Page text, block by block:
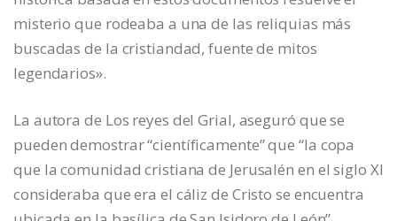
misterio que rodeaba a una de las reliquias más
buscadas de la cristiandad, fuente de mitos
legendarios».
La autora de Los reyes del Grial, aseguró que se
pueden demostrar “científicamente” que “la copa
que la comunidad cristiana de Jerusalén en el siglo XI
consideraba que era el cáliz de Cristo se encuentra